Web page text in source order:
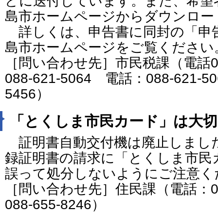
島市ホームページからダウンロー
詳しくは、申告書に同封の「申
島市ホームページをご覧ください
［問い合わせ先］市民税課（電
088-621-5064 電話：088-621-
5456）
「とくしま市民カード」は大
証明書自動交付機は廃止しまし
録証明書の請求に「とくしま市
誤って処分しないようにご注意
［問い合わせ先］住民課（電話
088-655-8246）